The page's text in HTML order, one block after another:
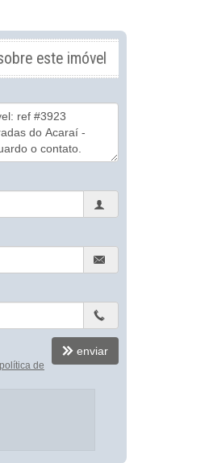
este imóvel
política de
enviar